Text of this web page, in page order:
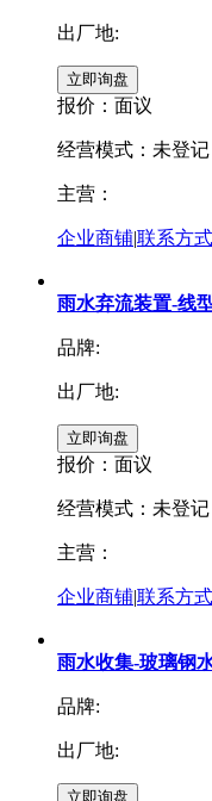
出厂地:
报价： 面议
经营模式：未登记
主营：
企业商铺|联系方式
雨水弃流装置-线
品牌:
出厂地:
报价： 面议
经营模式：未登记
主营：
企业商铺|联系方式
雨水收集-玻璃钢
品牌:
出厂地: